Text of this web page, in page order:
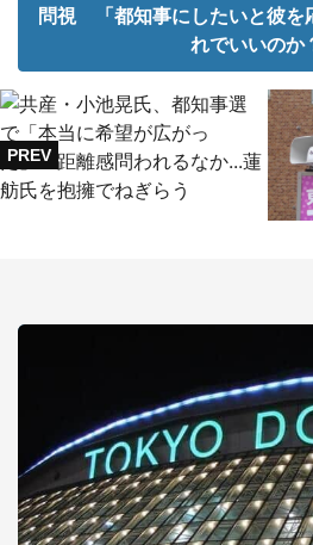
問視 「都知事にしたいと彼を
れでいいのか